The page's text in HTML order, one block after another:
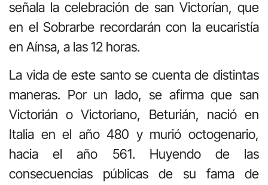
señala la celebración de san Victorían, que
en el Sobrarbe recordarán con la eucaristía
en Aínsa, a las 12 horas.
La vida de este santo se cuenta de distintas
maneras. Por un lado, se afirma que san
Victorián o Victoriano, Beturián, nació en
Italia en el año 480 y murió octogenario,
hacia el año 561. Huyendo de las
consecuencias públicas de su fama de